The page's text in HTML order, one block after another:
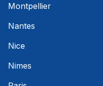
Montpellier
Nantes
Nice
Nimes